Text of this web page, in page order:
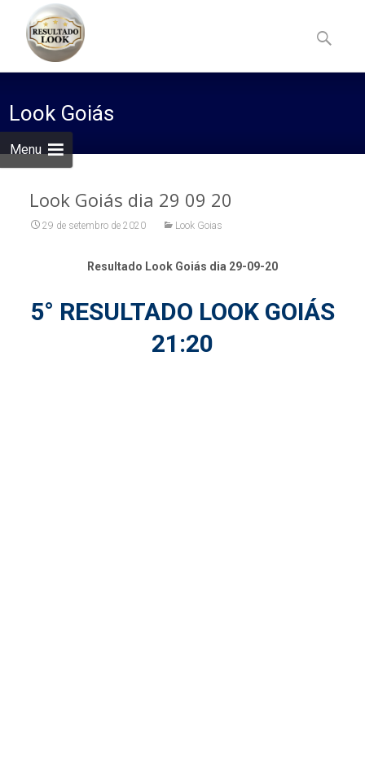
Menu
to
content
por:
Look Goiás
Look Goiás dia 29 09 20
29 de setembro de 2020 Look Goias
Resultado Look Goiás dia 29-09-20
5° RESULTADO LOOK GOIÁS
21:20